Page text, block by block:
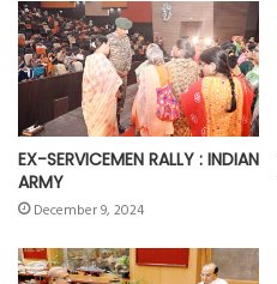
o
k
p
p
r
a
m
n
k
EX-SERVICEMEN RALLY : INDIAN
ARMY
December 9, 2024